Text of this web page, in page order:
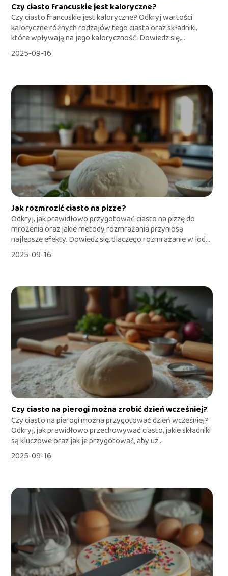
Czy ciasto francuskie jest kaloryczne?
Czy ciasto francuskie jest kaloryczne? Odkryj wartości
kaloryczne różnych rodzajów tego ciasta oraz składniki,
które wpływają na jego kaloryczność. Dowiedz się,...
2025-09-16
Jak rozmrozić ciasto na pizze?
Odkryj, jak prawidłowo przygotować ciasto na pizzę do
mrożenia oraz jakie metody rozmrażania przyniosą
najlepsze efekty. Dowiedz się, dlaczego rozmrażanie w lod...
2025-09-16
Czy ciasto na pierogi można zrobić dzień wcześniej?
Czy ciasto na pierogi można przygotować dzień wcześniej?
Odkryj, jak prawidłowo przechowywać ciasto, jakie składniki
są kluczowe oraz jak je przygotować, aby uz...
2025-09-16